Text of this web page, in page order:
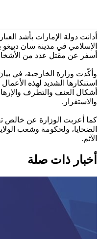
أدانت دولة الإمارات بأشد
الإسلامي في مدينة سان دييغو
أسفر عن مقتل عدد من
وأكّدت وزارة الخارجية، في
استنكارها الشديد لهذه
أشكال العنف والتطرف
والاستقرار.
كما أعربت الوزارة عن خالص
الضحايا، ولحكومة وشعب
الآثم.
أخبار ذات صلة